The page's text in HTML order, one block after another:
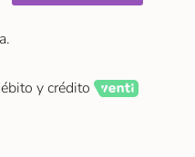
y crédito